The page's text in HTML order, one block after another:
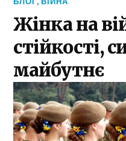
Жінка на
стійкості,
майбутнє